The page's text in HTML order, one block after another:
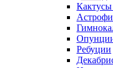
Кактусы
Ребуции